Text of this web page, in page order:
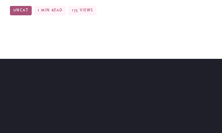
UNCAT 1 MIN READ 175 VIEWS